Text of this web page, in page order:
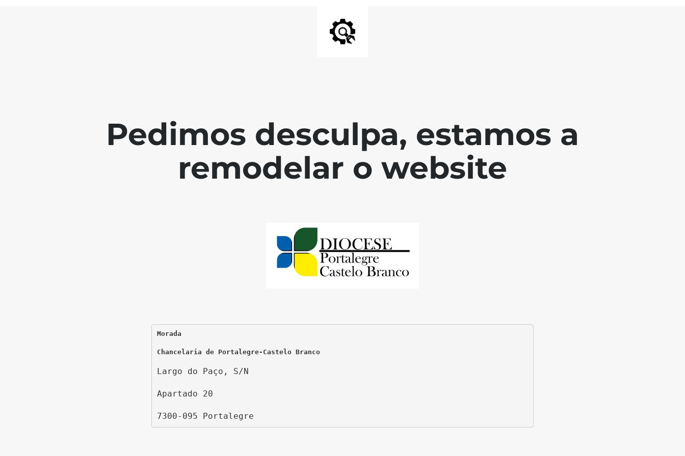
Pedimos desculpa, estamos a
remodelar o website
Morada
Chancelaria de Portalegre-Castelo Branco
Largo do Paço, S/N
Apartado 20
7300-095 Portalegre